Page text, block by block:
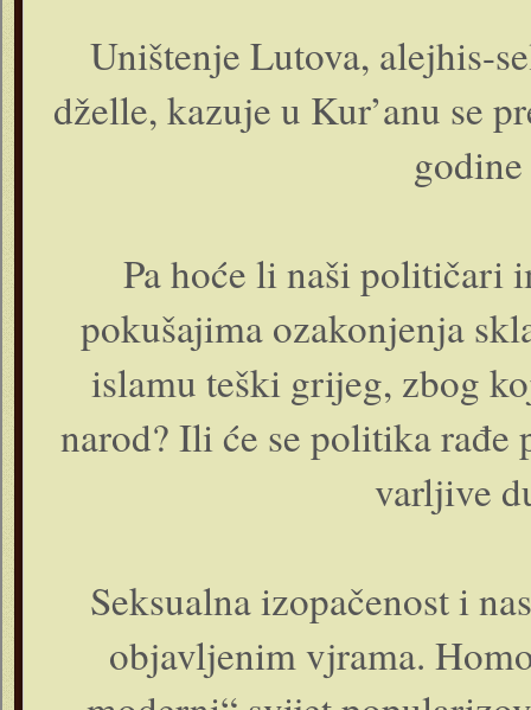
Uništenje Lutova, alejhis-
dželle, kazuje u Kur’anu se
Pa hoće li naši političari
pokušajima ozakonjenja
islamu teški grijeg, zbog
narod? Ili će se politika
varljive
Seksualna izopačenost i
objavljenim vjrama.